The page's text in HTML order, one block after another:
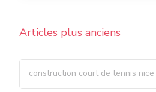
Navigation
articles
Articles plus anciens
Vous recherchiez quelque
chose ?